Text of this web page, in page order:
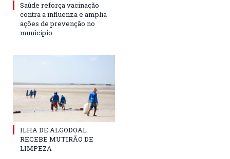
Saúde reforça vacinação
contra a influenza e amplia
ações de prevenção no
município
ILHA DE ALGODOAL
RECEBE MUTIRÃO DE
LIMPEZA